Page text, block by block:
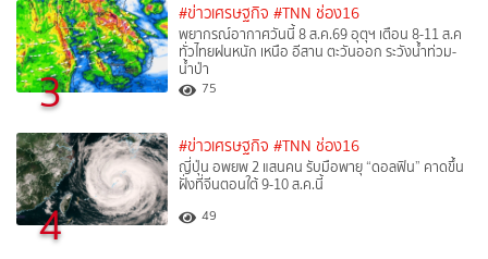
3
#ข่าวเศรษฐกิจ #TNN ช่อง16
พยากรณ์อากาศวันนี้ 8 ส.ค.69 อุตุฯ เตือน 8-11 ส.ค
ทั่วไทยฝนหนัก เหนือ อีสาน ตะวันออก ระวังน้ำท่วม-
น้ำป่า
75
4
#ข่าวเศรษฐกิจ #TNN ช่อง16
ญี่ปุ่น อพยพ 2 แสนคน รับมือพายุ “ดอลฟิน” คาดขึ้น
ฝั่งที่จีนตอนใต้ 9-10 ส.ค.นี้
49